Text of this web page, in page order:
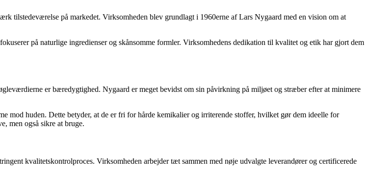
tilstedeværelse på markedet. Virksomheden blev grundlagt i 1960erne af Lars Nygaard med en vision om at
på naturlige ingredienser og skånsomme formler. Virksomhedens dedikation til kvalitet og etik har gjort dem
er bæredygtighed. Nygaard er meget bevidst om sin påvirkning på miljøet og stræber efter at minimere
mod huden. Dette betyder, at de er fri for hårde kemikalier og irriterende stoffer, hvilket gør dem ideelle for
men også sikre at bruge.
kvalitetskontrolproces. Virksomheden arbejder tæt sammen med nøje udvalgte leverandører og certificerede